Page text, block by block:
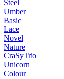
Steel
Umber
Basic
Lace
Novel
Nature
CraSyTrio
Unicorn
Colour